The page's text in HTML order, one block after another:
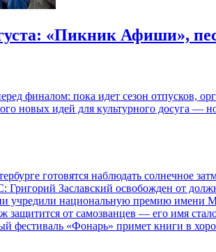
«Пикник Афиши»,
финалом: пока идет сезон отпусков,
новых идей для культурного досуга —
готовятся наблюдать солнечное
Григорий Заславский освобожден от
учредили национальную премию имени
защитится от самозванцев — его имя
фестиваль «Фонарь» примет книги в